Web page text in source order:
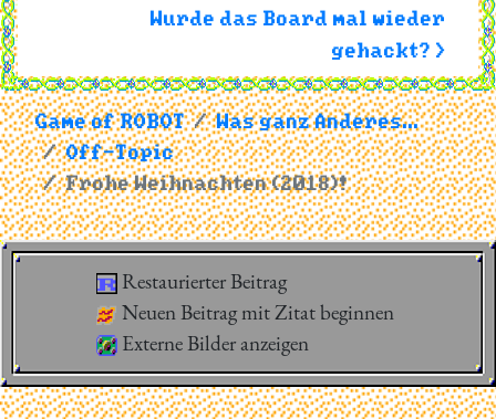
Wurde das Board mal wieder
gehackt? >
Game of ROBOT
Was ganz Anderes...
Off-Topic
Frohe Weihnachten (2018)!
Restaurierter Beitrag
Neuen Beitrag mit Zitat beginnen
Externe Bilder anzeigen